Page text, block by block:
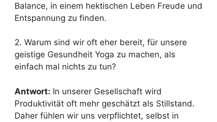
Balance, in einem hektischen Leben Freude und
Entspannung zu finden.
2. Warum sind wir oft eher bereit, für unsere
geistige Gesundheit Yoga zu machen, als
einfach mal nichts zu tun?
Antwort: In unserer Gesellschaft wird
Produktivität oft mehr geschätzt als Stillstand.
Daher fühlen wir uns verpflichtet, selbst in